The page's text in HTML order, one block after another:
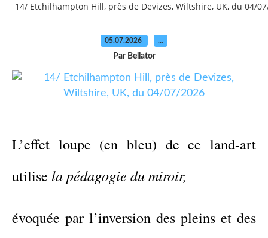
14/ Etchilhampton Hill, près de Devizes, Wiltshire, UK, du 04/
05.07.2026 …
Par Bellator
L’effet loupe (en bleu) de ce land-art
utilise la pédagogie du miroir,
évoquée par l’inversion des pleins et des